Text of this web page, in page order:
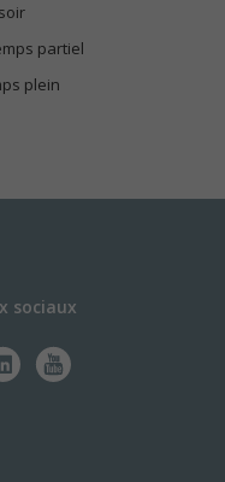
partiel
plein
sociaux